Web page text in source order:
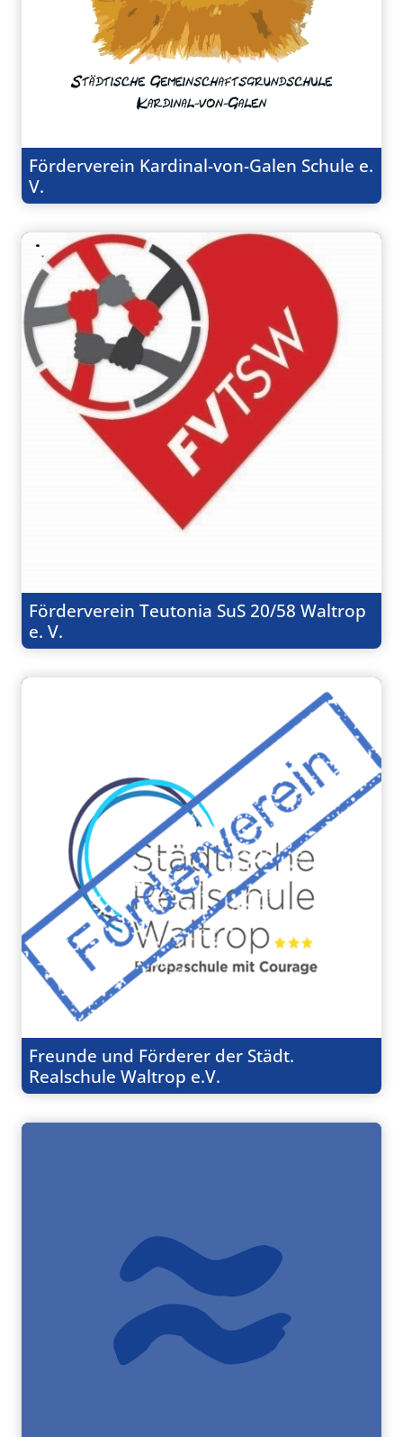
Förderverein Kardinal-von-Galen Schule e.
V.
Förderverein Teutonia SuS 20/58 Waltrop
e. V.
Freunde und Förderer der Städt.
Realschule Waltrop e.V.